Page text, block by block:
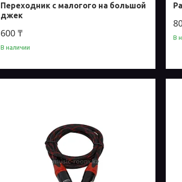
Переходник с малогого на большой
джек
600 ₸
В наличии
В